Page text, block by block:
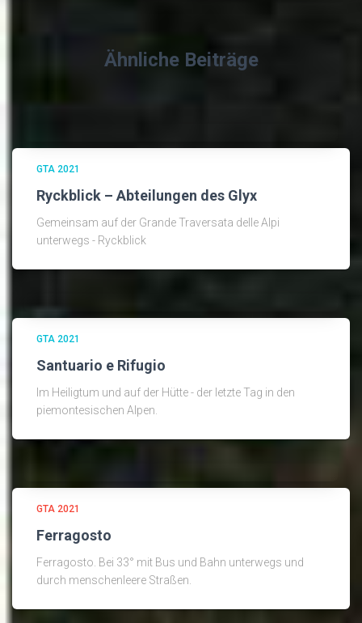
Ähnliche Beiträge
GTA 2021
Ryckblick – Abteilungen des Glyx
Gemeinsam auf der Grande Traversata delle Alpi
unterwegs - Ryckblick
GTA 2021
Santuario e Rifugio
Im Heiligtum und auf der Hütte - der letzte Tag in den
piemontesischen Alpen.
GTA 2021
Ferragosto
Ferragosto. Bei 33° mit Bus und Bahn unterwegs und
durch menschenleere Straßen.